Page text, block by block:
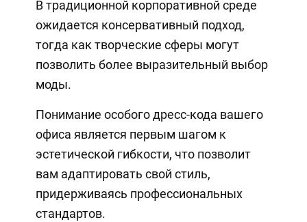
В традиционной корпоративной среде
ожидается консервативный подход,
тогда как творческие сферы могут
позволить более выразительный выбор
моды.
Понимание особого дресс-кода вашего
офиса является первым шагом к
эстетической гибкости, что позволит
вам адаптировать свой стиль,
придерживаясь профессиональных
стандартов.